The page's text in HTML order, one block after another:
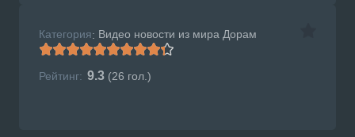
Категория: Видео новости из мира Дорам
Рейтинг: 9.3 (26 гол.)